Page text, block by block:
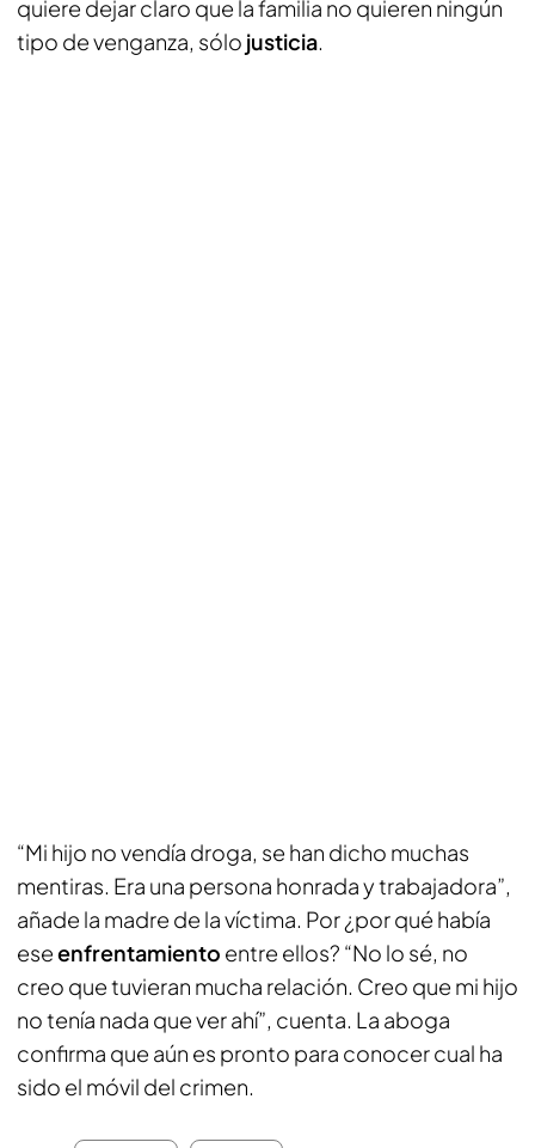
quiere dejar claro que la familia no quieren ningún
tipo de venganza, sólo justicia.
“Mi hijo no vendía droga, se han dicho muchas
mentiras. Era una persona honrada y trabajadora”,
añade la madre de la víctima. Por ¿por qué había
eseenfrentamiento entre ellos? “No lo sé, no
creo que tuvieran mucha relación. Creo que mi hijo
no tenía nada que ver ahí”, cuenta. La aboga
confirma que aún es pronto para conocer cual ha
sido el móvil del crimen.